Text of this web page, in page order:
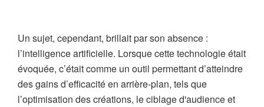
Un sujet, cependant, brillait par son absence :
l’intelligence artificielle. Lorsque cette technologie était
évoquée, c’était comme un outil permettant d’atteindre
des gains d’efficacité en arrière-plan, tels que
l’optimisation des créations, le ciblage d'audience et